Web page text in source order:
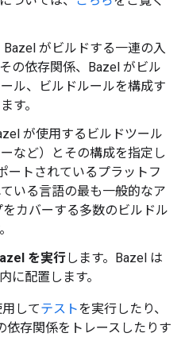
がビルドする一連の入
の依存関係、Bazel がビル
ル、ビルドルールを構成す
す。
が使用するビルドツール
など）とその構成を指定し
ートされているプラットフ
いる言語の最も一般的なア
カバーする多数のビルドル
を実行します。Bazel は
に配置します。
してテストを実行したり、
依存関係をトレースしたりす